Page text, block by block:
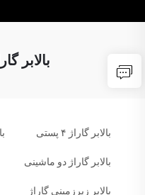
بالابر
بالابر گاراژ ۴ پستی
بالابر گاراژ دو ماشینی
بالابر زیرزمینی گاراژ